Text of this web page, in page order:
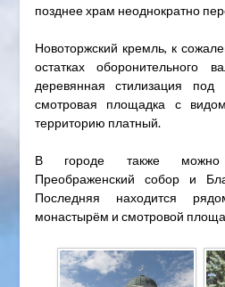
позднее храм неоднократно
Новоторжский кремль, к
остатках оборонительного
деревянная стилизация
смотровая площадка с
территорию платный.
В городе также можно
Преображенский собор и
Последняя находится
монастырём и смотровой